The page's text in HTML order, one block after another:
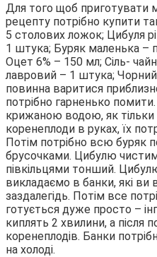
Для того щоб приготувати
рецепту потрібно купити
5 столових ложок; Цибуля
1 штука; Буряк маленька –
Оцет 6% – 150 мл; Сіль-
лавровий – 1 штука;
повинна варитися
потрібно гарненько помити.
крижаною водою, як
коренеплоди в руках, їх
Потім потрібно всю буряк
брусочками. Цибулю
півкільцями тонший.
викладаємо в банки, які ви
заздалегідь. Потім все
готується дуже просто –
киплять 2 хвилини, а після
коренеплодів. Банки
на холоді.